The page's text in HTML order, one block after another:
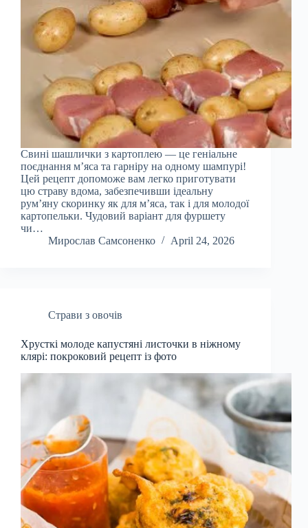
Свині шашлички з картоплею — це геніальне
поєднання м’яса та гарніру на одному шампурі!
Цей рецепт допоможе вам легко приготувати
цю страву вдома, забезпечивши ідеальну
рум’яну скоринку як для м’яса, так і для молодої
картопельки. Чудовий варіант для фуршету
чи…
Мирослав Самсоненко
April 24, 2026
Страви з овочів
Хрусткі молоде капустяні листочки в ніжному
клярі: покроковий рецепт із фото